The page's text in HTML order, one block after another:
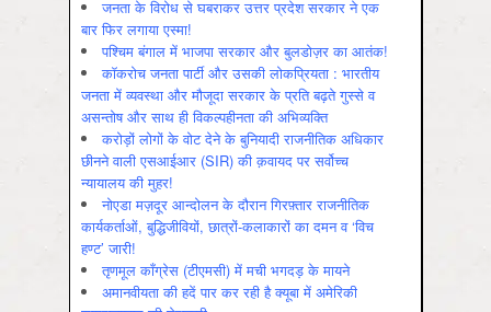
जनता के विरोध से घबराकर उत्तर प्रदेश सरकार ने एक
बार फिर लगाया एस्मा!
पश्चिम बंगाल में भाजपा सरकार और बुलडोज़र का आतंक!
कॉकरोच जनता पार्टी और उसकी लोकप्रियता : भारतीय
जनता में व्‍यवस्‍था और मौजूदा सरकार के प्रति बढ़ते गुस्‍से व
असन्‍तोष और साथ ही विकल्‍पहीनता की अभिव्‍यक्ति
करोड़ों लोगों के वोट देने के बुनियादी राजनीतिक अधिकार
छीनने वाली एसआईआर (SIR) की क़वायद पर सर्वोच्च
न्यायालय की मुहर!
नोएडा मज़दूर आन्दोलन के दौरान गिरफ़्तार राजनीतिक
कार्यकर्ताओं, बुद्धिजीवियों, छात्रों-कलाकारों का दमन व ‘विच
हण्ट’ जारी!
तृणमूल काँग्रेस (टीएमसी) में मची भगदड़ के मायने
अमानवीयता की हदें पार कर रही है क्यूबा में अमेरिकी